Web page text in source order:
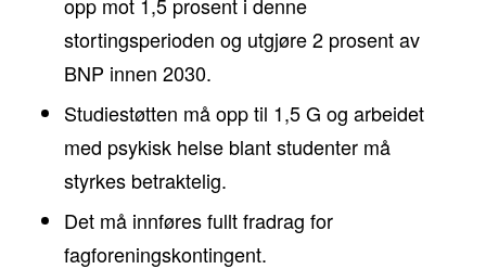
opp mot 1,5 prosent i denne
stortingsperioden og utgjøre 2 prosent av
BNP innen 2030.
Studiestøtten må opp til 1,5 G og arbeidet
med psykisk helse blant studenter må
styrkes betraktelig.
Det må innføres fullt fradrag for
fagforeningskontingent.